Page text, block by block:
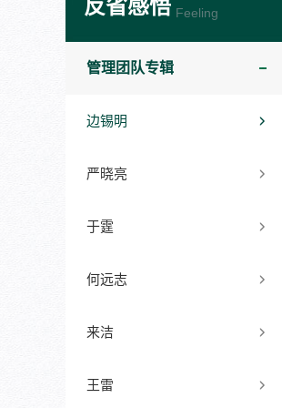
反省感悟 Feeling
管理团队专辑
边锡明
严晓亮
于霆
何远志
来洁
王雷